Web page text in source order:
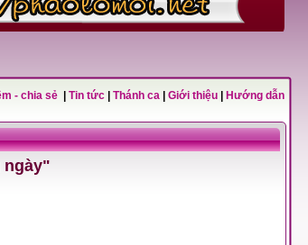
- chia sẻ Tin tức Thánh ca Giới thiệu Hướng dẫn
ngày"